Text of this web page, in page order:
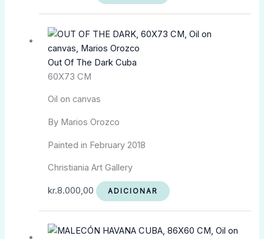
Out Of The Dark Cuba
60X73 CM
Oil on canvas
By Marios Orozco
Painted in February 2018
Christiania Art Gallery
kr.8.000,00 ADICIONAR